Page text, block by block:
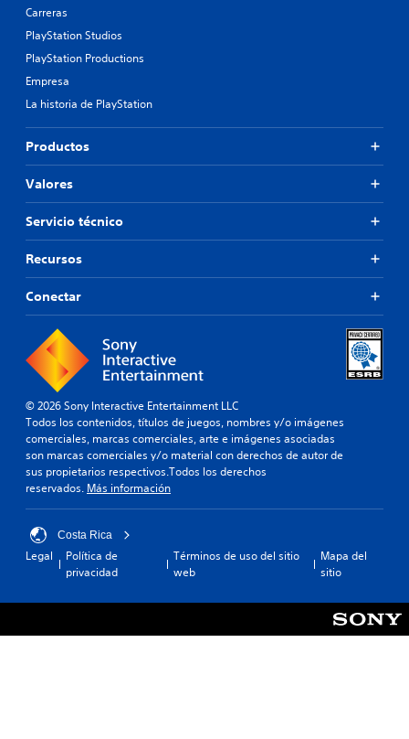
Carreras
PlayStation Studios
PlayStation Productions
Empresa
La historia de PlayStation
Productos
Valores
Servicio técnico
Recursos
Conectar
© 2026 Sony Interactive Entertainment LLC
Todos los contenidos, títulos de juegos, nombres y/o imágenes
comerciales, marcas comerciales, arte e imágenes asociadas
son marcas comerciales y/o material con derechos de autor de
sus propietarios respectivos.Todos los derechos
reservados. Más información
Costa Rica
Legal
Política de
privacidad
Términos de uso del sitio
web
Mapa del
sitio